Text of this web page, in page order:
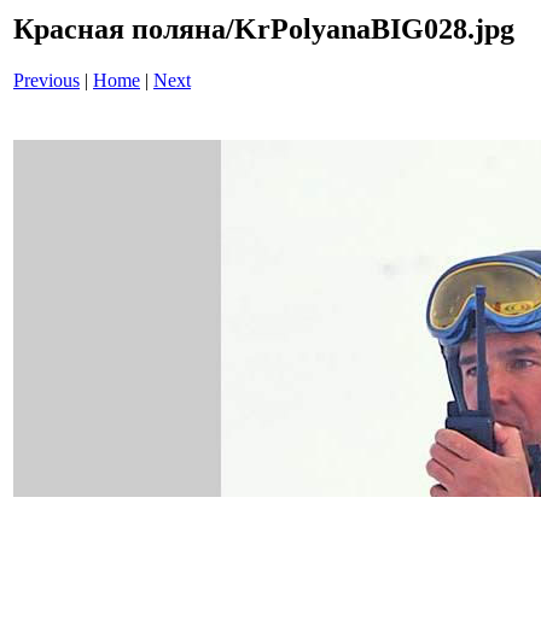
Красная поляна/KrPolyanaBIG028.jpg
Previous | Home | Next